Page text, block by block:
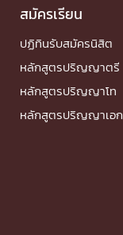
สมัครเรียน
ปฏิทินรับสมัครนิสิต
หลักสูตรปริญญาตรี
หลักสูตรปริญญาโท
หลักสูตรปริญญาเอก